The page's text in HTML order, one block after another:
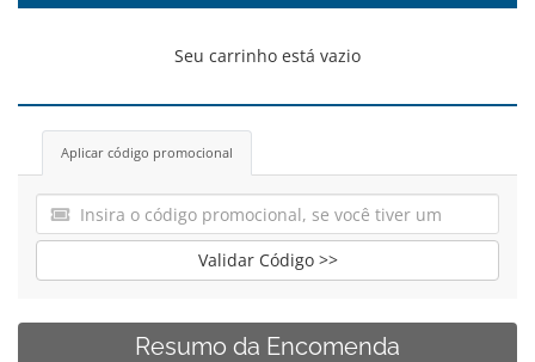
Seu carrinho está vazio
Aplicar código promocional
Validar Código >>
Resumo da Encomenda